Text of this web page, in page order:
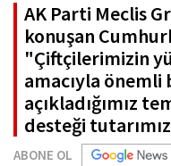
AK Parti Meclis
konuşan
"Çiftçilerimizin
amacıyla önemli
açıkladığımız
desteği
ABONE OL